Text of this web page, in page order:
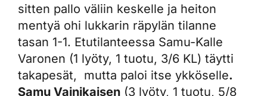
sitten pallo väliin keskelle ja heiton
mentyä ohi lukkarin räpylän tilanne
tasan 1-1. Etutilanteessa Samu-Kalle
Varonen (1 lyöty, 1 tuotu, 3/6 KL) täytti
takapesät, mutta paloi itse ykköselle.
Samu Vainikaisen (3 lyöty, 1 tuotu, 5/8